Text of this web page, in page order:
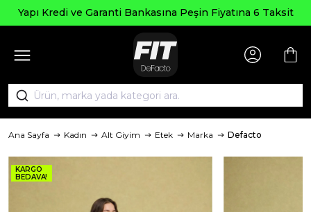
Kredi ve Garanti Bankasına Peşin Fiyatına 6 Taksit
Ana Sayfa Kadın Alt Giyim Etek Marka Defacto
KARGO
BEDAVA!